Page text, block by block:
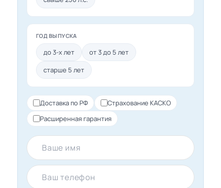
ГОД ВЫПУСКА
до 3-х лет
от 3 до 5 лет
старше 5 лет
Доставка по РФ
Страхование КАСКО
Расширенная гарантия
Ваше имя
Ваш телефон